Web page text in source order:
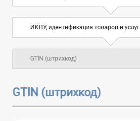
ИКПУ, идентификация товаров и услуг
GTIN (штрихкод)
GTIN (штрихкод)